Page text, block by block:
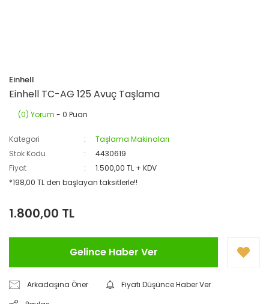
Einhell
Einhell TC-AG 125 Avuç Taşlama
(0) Yorum - 0 Puan
Kategori
Taşlama Makinaları
Stok Kodu
4430619
Fiyat
1.500,00 TL + KDV
*198,00 TL den başlayan taksitlerle!!
1.800,00 TL
Gelince Haber Ver
Arkadaşına Öner
Fiyatı Düşünce Haber Ver